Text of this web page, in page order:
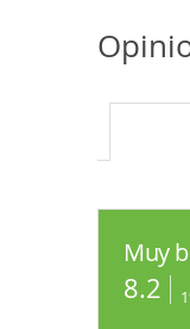
Muy
8.2